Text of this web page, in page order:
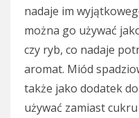
nadaje im
można go używać
czy ryb, co nadaje
aromat. Miód
także jako dodatek
używać zamiast